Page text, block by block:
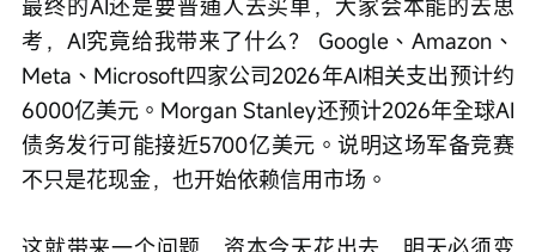
考，AI究竟给我带来了什么？ Google、Amazon、
Meta、Microsoft四家公司2026年AI相关支出预计约
6000亿美元。Morgan Stanley还预计2026年全球AI
债务发行可能接近5700亿美元。说明这场军备竞赛
不只是花现金，也开始依赖信用市场。